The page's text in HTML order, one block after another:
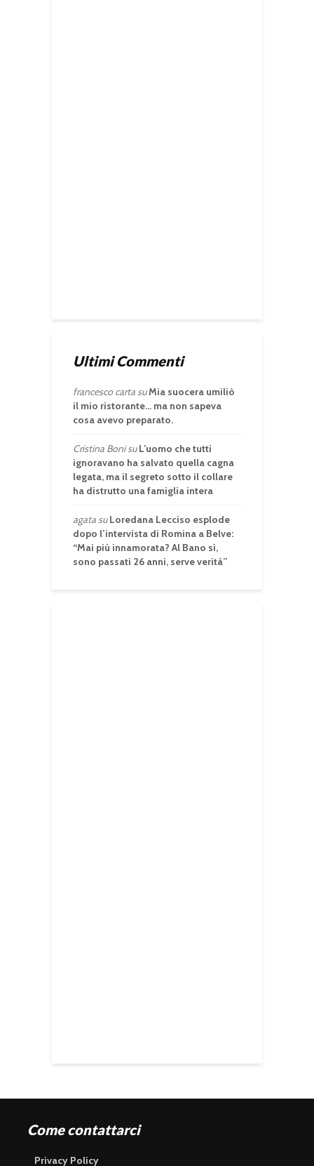
Ultimi Commenti
francesco cartasuMia suocera umiliò
il mio ristorante… ma non sapeva
cosa avevo preparato.
Cristina BonisuL’uomo che tutti
ignoravano ha salvato quella cagna
legata, ma il segreto sotto il collare
ha distrutto una famiglia intera
agatasuLoredana Lecciso esplode
dopo l’intervista di Romina a Belve:
“Mai più innamorata? Al Bano sì,
sono passati 26 anni, serve verità”
Come contattarci
Privacy Policy